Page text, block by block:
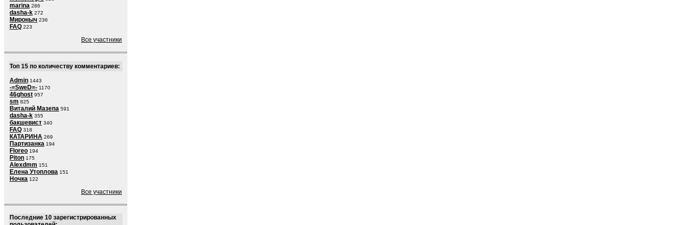
marina 286
dasha-k 272
Мироныч 236
FAQ 223
Все участники
Топ 15 по количеству комментариев:
Admin 1443
-=SweD=- 1170
46ghost 957
sm 825
Виталий Мазепа 591
dasha-k 355
бакшевист 340
FAQ 318
КАТАРИНА 269
Партизанка 194
Floreo 194
Piton 175
Alexdmm 151
Елена Утоплова 151
Ночка 122
Все участники
Последние 10 зарегистрированных